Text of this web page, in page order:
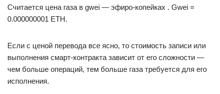
Считается цена газа в gwei — эфиро-копейках . Gwei =
0.000000001 ETH.
Если с ценой перевода все ясно, то стоимость записи или
выполнения смарт-контракта зависит от его сложности —
чем больше операций, тем больше газа требуется для его
исполнения.